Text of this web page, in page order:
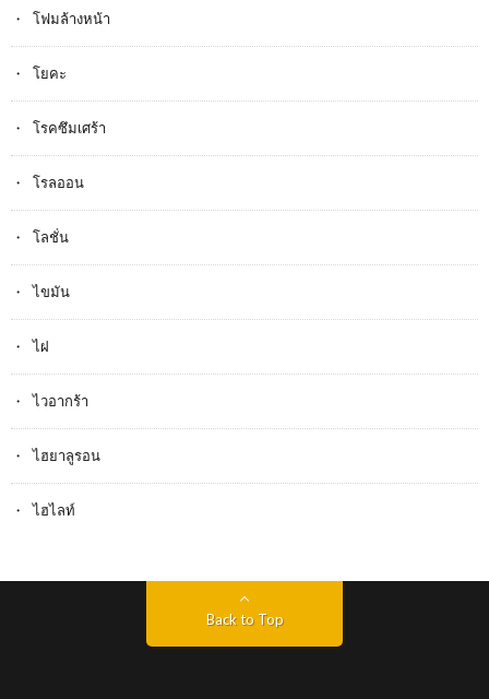
โฟมล้างหน้า
โยคะ
โรคซึมเศร้า
โรลออน
โลชั่น
ไขมัน
ไฝ
ไวอากร้า
ไฮยาลูรอน
ไฮไลท์
Back to Top